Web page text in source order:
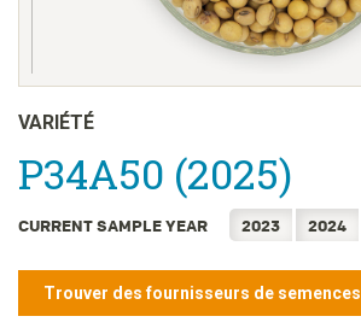
ENGLISH
日本語
한국어
简体中文
繁體中文
TIẾNG VIỆT
VARIÉTÉ
P34A50 (2025)
CURRENT SAMPLE YEAR 2023 2024
Trouver des fournisseurs de semences